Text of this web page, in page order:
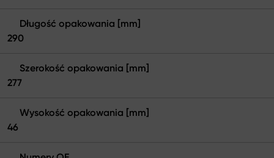
Długość opakowania [mm]
290
Szerokość opakowania [mm]
277
Wysokość opakowania [mm]
46